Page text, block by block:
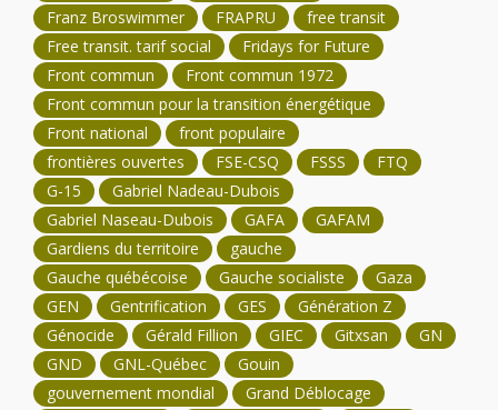
Franz Broswimmer
FRAPRU
free transit
Free transit. tarif social
Fridays for Future
Front commun
Front commun 1972
Front commun pour la transition énergétique
Front national
front populaire
frontières ouvertes
FSE-CSQ FSSS
FTQ
G-15
Gabriel Nadeau-Dubois
Gabriel Naseau-Dubois
GAFA
GAFAM
Gardiens du territoire
gauche
Gauche québécoise
Gauche socialiste
Gaza
GEN
Gentrification GES
Génération Z
Génocide
Gérald Fillion GIEC Gitxsan
GN
GND
GNL-Québec
Gouin
gouvernement mondial
Grand Déblocage